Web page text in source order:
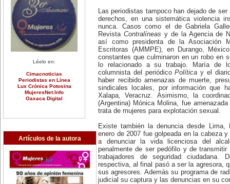
Léelo en:
Cimacnoticias
Periodistas en Línea
Lux Crónica Potosina
MujeresNet.Info
Oaxaca Digital
Artículos de la autora
Las periodistas tampoco han dejado de
derechos, en una sistemática violencia
nunca. Casos como el de Gabriela
Revista Contralíneas y de la Agencia de
así como presidenta de la Asociación
Escritoras (AMMPE), en Durango,
constantes que culminaron en un robo en
lo relacionado a su trabajo. María de
columnista del periódicoPolítica y el
haber recibido amenazas de muerte,
sindicales locales, por información que
Xalapa, Veracruz. Asimismo, la
(Argentina) Mónica Molina, fue
trata de mujeres para explotación sexual.
Existe también la denuncia desde Lima,
enero de 2007 fue golpeada en la cabeza
a denunciar la vida licenciosa del
penalmente de ser pedófilo y de
trabajadores de seguridad ciudadana.
respectiva, al final pasó a ser la agresora,
sus agresores. Además su programa de
judicial su captura y las denuncias en su